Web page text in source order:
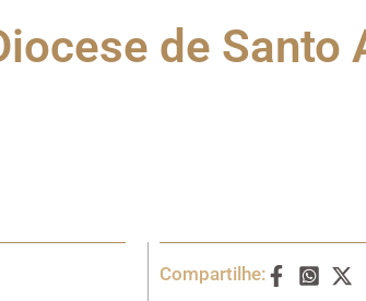
de Santo
Compartilhe: